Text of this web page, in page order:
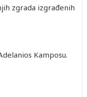
zgrada izgrađenih
Kamposu.